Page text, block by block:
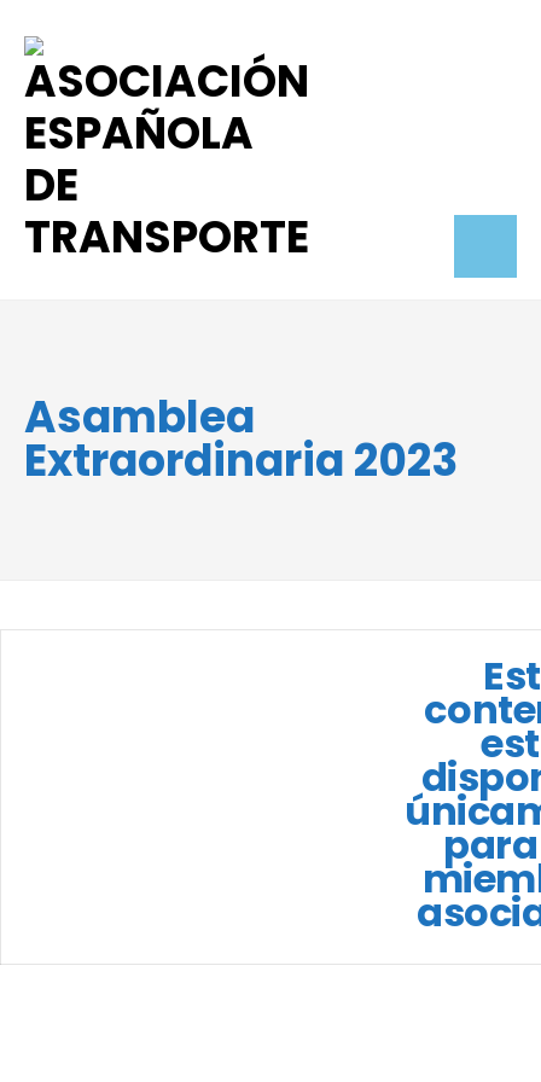
Asamblea
Extraordinaria 2023